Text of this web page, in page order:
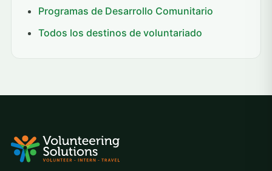
Programas de Desarrollo Comunitario
Todos los destinos de voluntariado